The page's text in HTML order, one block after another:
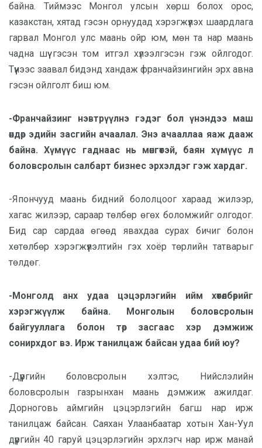
байна. Тиймээс Монгол улсын хөрш болох орос,
казакстан, хятад гэсэн орнуудад хэрэгжүүлэх шаардлага
гарвал Монгол улс маань ойр юм, мөн та нар маань
чадна шүү гэсэн том итгэл хүлээлгэсэн гэж ойлгодог.
Түүнээс заавал бидэнд хандаж франчайзингийн эрх авна
гэсэн ойлголт биш юм.
-Франчайзинг нэвтрүүлнэ гэдэг бол үнэндээ маш
өндөр эдийн засгийн ачаалал. Энэ ачааллаа яаж дааж
байна. Хүмүүс гаднаас нь мөнгөтэй, баян хүмүүс л
боловсролын салбарт бизнес эрхэлдэг гэж хардаг.
-Япончууд маань бидний бололцоог хараад жилээр,
хагас жилээр, сараар төлбөр өгөх боломжийг олгодог.
Бид сар сардаа өгөөд явахдаа сурах бичиг болон
хөтөлбөр хэрэгжүүлэлтийн гэх хоёр төрлийн татварыг
төлдөг.
-Монголд анх удаа цэцэрлэгийн ийм хөтөлбөрийг
хэрэгжүүлж байна. Монголын боловсролын
байгууллага болон төр засгаас хэр дэмжиж
сонирхдог вэ. Ирж танилцаж байсан удаа бий юу?
-Дүүргийн боловсролын хэлтэс, Нийслэлийн
боловсролын газрынхан маань дэмжиж ажилдаг.
Дорноговь аймгийн цэцэрлэгийн багш нар ирж
танилцаж байсан. Саяхан Улаанбаатар хотын Хан-Уул
дүүргийн 40 гаруй цэцэрлэгийн эрхлэгч нар ирж манай